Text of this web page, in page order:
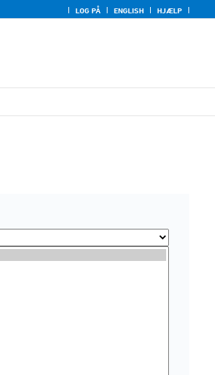
LOG PÅ ENGLISH HJÆLP